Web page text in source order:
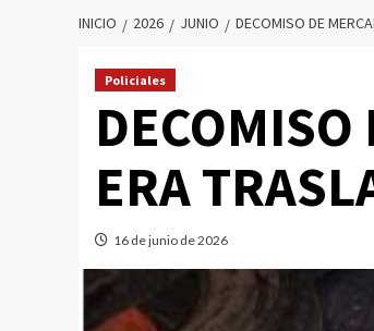
INICIO 2026 JUNIO DECOMISO DE
Policiales
DECOMISO
ERA
16 de junio de 2026